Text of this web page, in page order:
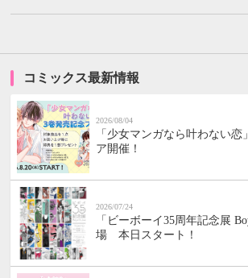
コミックス最新情報
2026/08/04
「少女マンガなら叶わない恋
ア開催！
2026/07/24
「ビーボーイ35周年記念展
場 本日スタート！